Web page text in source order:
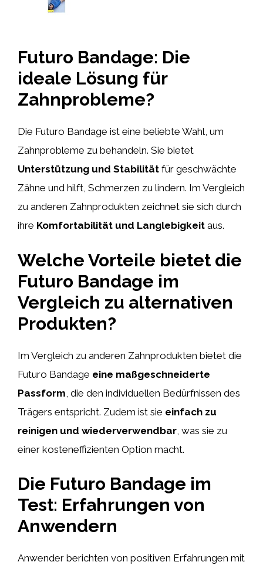
Futuro Bandage: Die
ideale Lösung für
Zahnprobleme?
Die Futuro Bandage ist eine beliebte Wahl, um
Zahnprobleme zu behandeln. Sie bietet
Unterstützung und Stabilität für geschwächte
Zähne und hilft, Schmerzen zu lindern. Im Vergleich
zu anderen Zahnprodukten zeichnet sie sich durch
ihre Komfortabilität und Langlebigkeit aus.
Welche Vorteile bietet die
Futuro Bandage im
Vergleich zu alternativen
Produkten?
Im Vergleich zu anderen Zahnprodukten bietet die
Futuro Bandage eine maßgeschneiderte
Passform , die den individuellen Bedürfnissen des
Trägers entspricht. Zudem ist sie einfach zu
reinigen und wiederverwendbar , was sie zu
einer kosteneffizienten Option macht.
Die Futuro Bandage im
Test: Erfahrungen von
Anwendern
Anwender berichten von positiven Erfahrungen mit